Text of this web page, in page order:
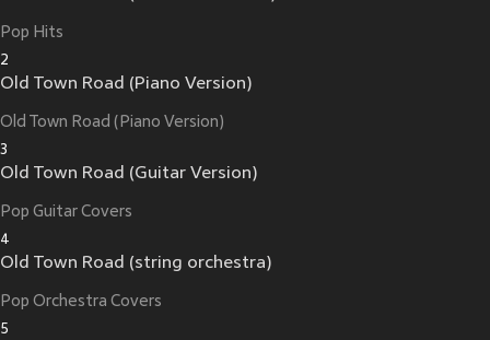
Pop Hits
2
Old Town Road (Piano Version)
Old Town Road (Piano Version)
3
Old Town Road (Guitar Version)
Pop Guitar Covers
4
Old Town Road (string orchestra)
Pop Orchestra Covers
5